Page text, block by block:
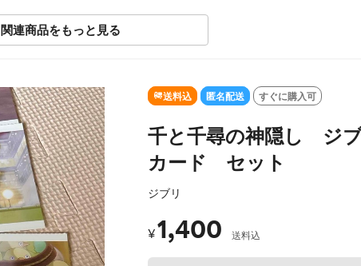
関連商品をもっと見る
SOLD OUT 送料込 匿名配送 すぐに購入可
千と千尋の神隠し ジ
カード セット
ジブリ
¥1,400 送料込